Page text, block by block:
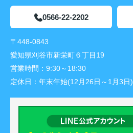
0566-22-2202
〒448-0843
愛知県刈谷市新栄町６丁目19
営業時間： 9:30～18:30
定休日： 年末年始(12月26日～1月3日)